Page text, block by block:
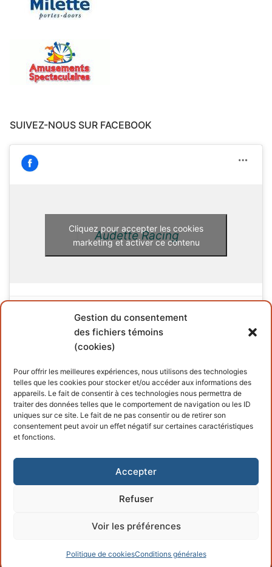
Gestion du consentement
des fichiers témoins
(cookies)
Pour offrir les meilleures expériences, nous utilisons des technologies
telles que les cookies pour stocker et/ou accéder aux informations des
appareils. Le fait de consentir à ces technologies nous permettra de
traiter des données telles que le comportement de navigation ou les ID
uniques sur ce site. Le fait de ne pas consentir ou de retirer son
consentement peut avoir un effet négatif sur certaines caractéristiques
et fonctions.
Accepter
Refuser
Voir les préférences
Politique de cookiesConditions générales
SUIVEZ-NOUS SUR FACEBOOK
Audette Racing
Cliquez pour accepter les cookies
marketing et activer ce contenu
INFORMATIONS
Conditions générales
Politique de cookies
Copyright © 2026 – Propulsé parCustomify